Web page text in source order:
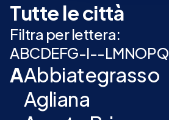
Tutte le città
Filtra per lettera:
ABCDEFG-I--LMNOPQ
AAbbiategrasso
Agliana